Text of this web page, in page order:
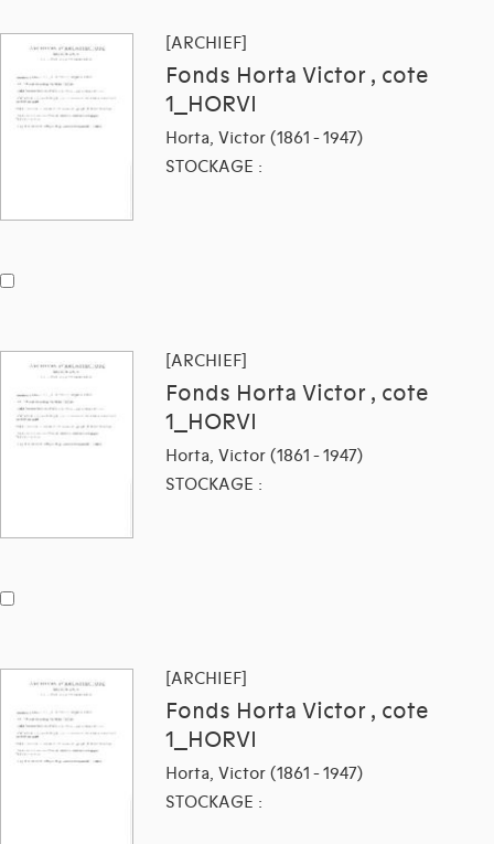
[ARCHIEF]
Fonds Horta Victor , cote
1_HORVI
Horta, Victor (1861 - 1947)
STOCKAGE :
[ARCHIEF]
Fonds Horta Victor , cote
1_HORVI
Horta, Victor (1861 - 1947)
STOCKAGE :
[ARCHIEF]
Fonds Horta Victor , cote
1_HORVI
Horta, Victor (1861 - 1947)
STOCKAGE :